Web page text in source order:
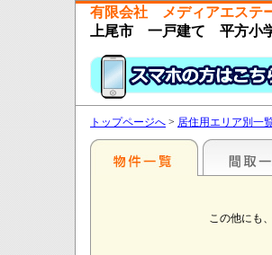
有限会社 メディアエステ
上尾市 一戸建て 平方小
トップページへ > 居住用エリア別一
この他にも